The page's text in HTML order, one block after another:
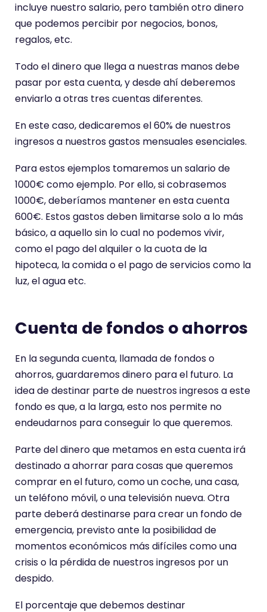
incluye nuestro salario, pero también otro dinero
que podemos percibir por negocios, bonos,
regalos, etc.
Todo el dinero que llega a nuestras manos debe
pasar por esta cuenta, y desde ahí deberemos
enviarlo a otras tres cuentas diferentes.
En este caso, dedicaremos el 60% de nuestros
ingresos a nuestros gastos mensuales esenciales.
Para estos ejemplos tomaremos un salario de
1000€ como ejemplo. Por ello, si cobrasemos
1000€, deberíamos mantener en esta cuenta
600€. Estos gastos deben limitarse solo a lo más
básico, a aquello sin lo cual no podemos vivir,
como el pago del alquiler o la cuota de la
hipoteca, la comida o el pago de servicios como la
luz, el agua etc.
Cuenta de fondos o ahorros
En la segunda cuenta, llamada de fondos o
ahorros, guardaremos dinero para el futuro. La
idea de destinar parte de nuestros ingresos a este
fondo es que, a la larga, esto nos permite no
endeudarnos para conseguir lo que queremos.
Parte del dinero que metamos en esta cuenta irá
destinado a ahorrar para cosas que queremos
comprar en el futuro, como un coche, una casa,
un teléfono móvil, o una televisión nueva. Otra
parte deberá destinarse para crear un fondo de
emergencia, previsto ante la posibilidad de
momentos económicos más difíciles como una
crisis o la pérdida de nuestros ingresos por un
despido.
El porcentaje que debemos destinar